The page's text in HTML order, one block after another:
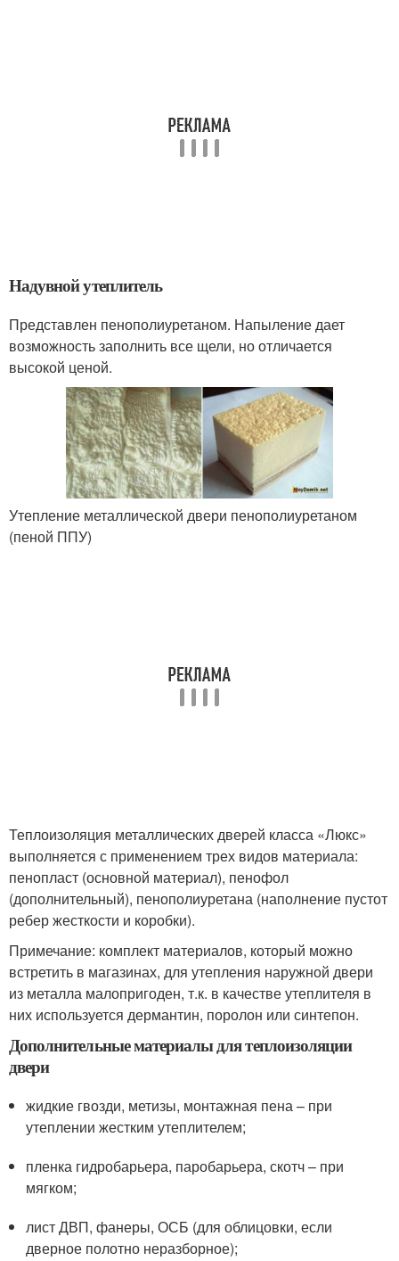
Надувной утеплитель
Представлен пенополиуретаном. Напыление дает
возможность заполнить все щели, но отличается
высокой ценой.
Утепление металлической двери пенополиуретаном
(пеной ППУ)
Теплоизоляция металлических дверей класса «Люкс»
выполняется с применением трех видов материала:
пенопласт (основной материал), пенофол
(дополнительный), пенополиуретана (наполнение пустот
ребер жесткости и коробки).
Примечание: комплект материалов, который можно
встретить в магазинах, для утепления наружной двери
из металла малопригоден, т.к. в качестве утеплителя в
них используется дермантин, поролон или синтепон.
Дополнительные материалы для теплоизоляции
двери
жидкие гвозди, метизы, монтажная пена – при
утеплении жестким утеплителем;
пленка гидробарьера, паробарьера, скотч – при
мягком;
лист ДВП, фанеры, ОСБ (для облицовки, если
дверное полотно неразборное);